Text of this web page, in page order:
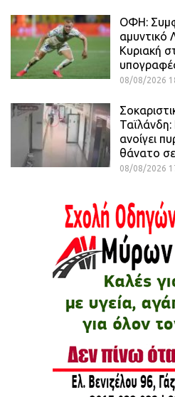
ΟΦΗ:
αμυντικό
Κυριακή
08/08/2026
ανοίγει
θάνατο
08/08/2026